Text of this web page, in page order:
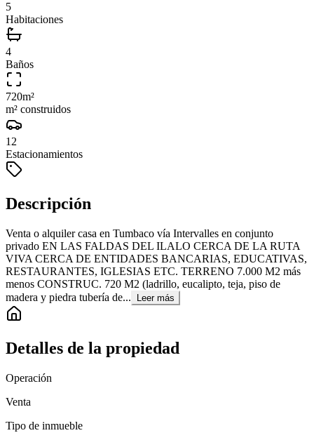
5
Habitaciones
4
Baños
720m²
m² construidos
12
Estacionamientos
Descripción
Venta o alquiler casa en Tumbaco vía Intervalles en conjunto
privado EN LAS FALDAS DEL ILALO CERCA DE LA RUTA
VIVA CERCA DE ENTIDADES BANCARIAS, EDUCATIVAS,
RESTAURANTES, IGLESIAS ETC. TERRENO 7.000 M2 más
menos CONSTRUC. 720 M2 (ladrillo, eucalipto, teja, piso de
madera y piedra tubería de...
Leer más
Detalles de la propiedad
Operación
Venta
Tipo de inmueble